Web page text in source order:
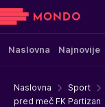
Naslovna Najnovije
Naslovna Sport
pred meč FK Partizan